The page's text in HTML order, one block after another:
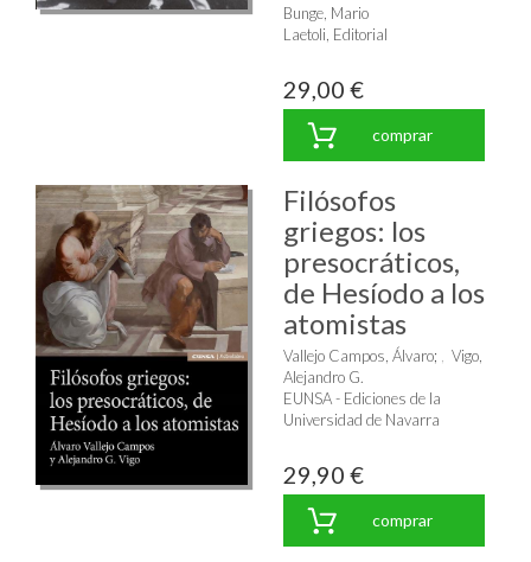
Bunge, Mario
Laetoli, Editorial
29,00 €
comprar
Filósofos
griegos: los
presocráticos,
de Hesíodo a los
atomistas
Vallejo Campos, Álvaro;
Vigo,
Alejandro G.
EUNSA - Ediciones de la
Universidad de Navarra
29,90 €
comprar